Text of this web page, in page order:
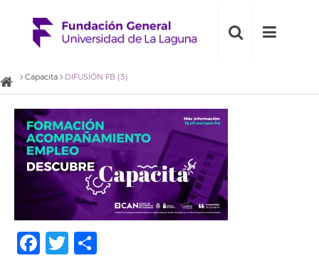
Capacita DIFUSIÓN FB (3)
Facebook
Twitter